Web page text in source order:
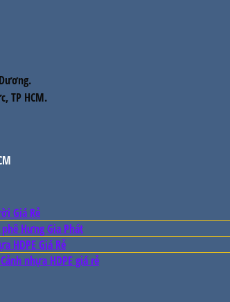
TP HCM.
Giá Rẻ
Hưng Gia Phát
HDPE Giá Rẻ
nhựa HDPE giá rẻ